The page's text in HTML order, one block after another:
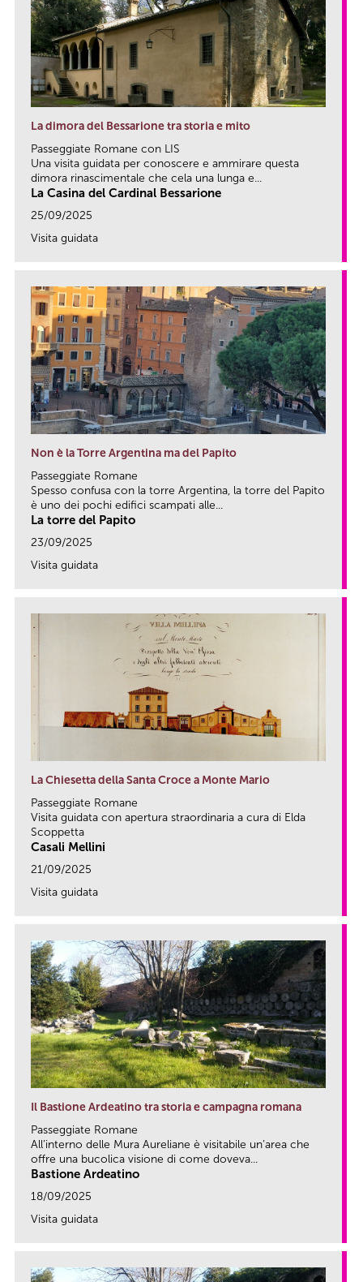
La dimora del Bessarione tra storia e mito
Passeggiate Romane con LIS
Una visita guidata per conoscere e ammirare questa
dimora rinascimentale che cela una lunga e...
La Casina del Cardinal Bessarione
25/09/2025
Visita guidata
Non è la Torre Argentina ma del Papito
Passeggiate Romane
Spesso confusa con la torre Argentina, la torre del Papito
è uno dei pochi edifici scampati alle...
La torre del Papito
23/09/2025
Visita guidata
La Chiesetta della Santa Croce a Monte Mario
Passeggiate Romane
Visita guidata con apertura straordinaria a cura di Elda
Scoppetta
Casali Mellini
21/09/2025
Visita guidata
Il Bastione Ardeatino tra storia e campagna romana
Passeggiate Romane
All’interno delle Mura Aureliane è visitabile un’area che
offre una bucolica visione di come doveva...
Bastione Ardeatino
18/09/2025
Visita guidata